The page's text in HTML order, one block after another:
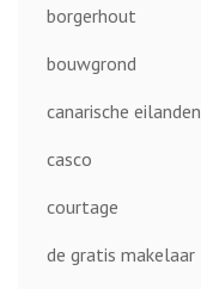
borgerhout
bouwgrond
canarische eilanden
casco
courtage
de gratis makelaar